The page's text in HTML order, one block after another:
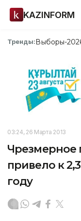
KAZINFORM
Тренды:Выборы-
03:24, 26 Марта 2013
Чрезмерное
привело к
году